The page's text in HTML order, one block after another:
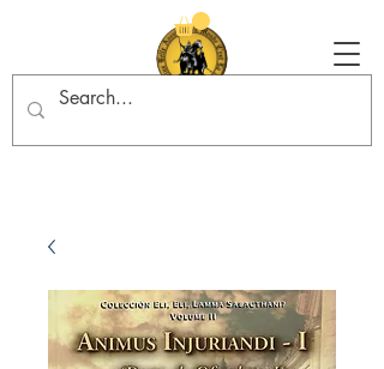
Tradition in Action